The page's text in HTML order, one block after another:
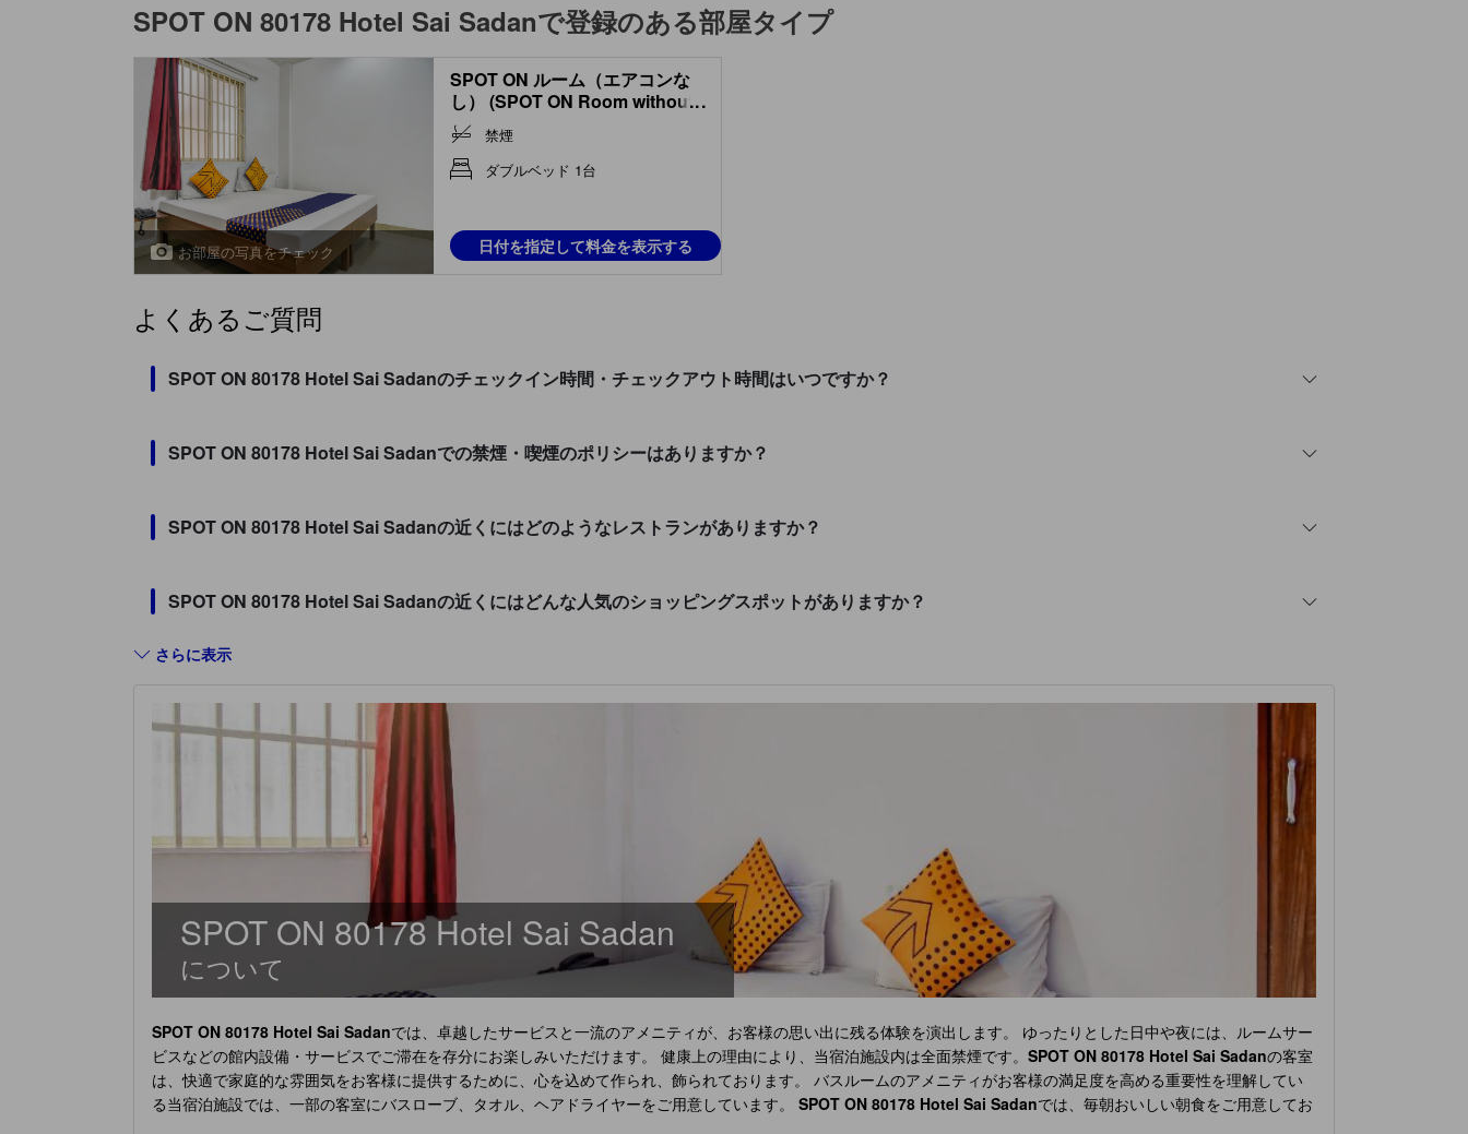
SPOT ON 80178 Hotel Sai Sadanで登録のある部屋タイプ
お部屋の写真をチェック
SPOT ON ルーム（エアコンな
し） (SPOT ON Room without
Air Conditioning)
...
禁煙
ダブルベッド 1台
日付を指定して料金を表示する
よくあるご質問
SPOT ON 80178 Hotel Sai Sadanのチェックイン時間・チェックアウト時間はいつですか？
SPOT ON 80178 Hotel Sai Sadanでの禁煙・喫煙のポリシーはありますか？
SPOT ON 80178 Hotel Sai Sadanの近くにはどのようなレストランがありますか？
SPOT ON 80178 Hotel Sai Sadanの近くにはどんな人気のショッピングスポットがありますか？
さらに表示
SPOT ON 80178 Hotel Sai Sadan
について
SPOT ON 80178 Hotel Sai Sadanでは、卓越したサービスと一流のアメニティが、お客様の思い出に残る体験を演出します。 ゆったりとした日中や夜には、ルームサー
ビスなどの館内設備・サービスでご滞在を存分にお楽しみいただけます。 健康上の理由により、当宿泊施設内は全面禁煙です。 SPOT ON 80178 Hotel Sai Sadanの客室
は、快適で家庭的な雰囲気をお客様に提供するために、心を込めて作られ、飾られております。 バスルームのアメニティがお客様の満足度を高める重要性を理解してい
る当宿泊施設では、一部の客室にバスローブ、タオル、ヘアドライヤーをご用意しています。 SPOT ON 80178 Hotel Sai Sadanでは、毎朝おいしい朝食をご用意してお